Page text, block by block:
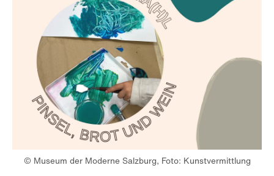
© Museum der Moderne Salzburg, Foto: Kunstvermittlung